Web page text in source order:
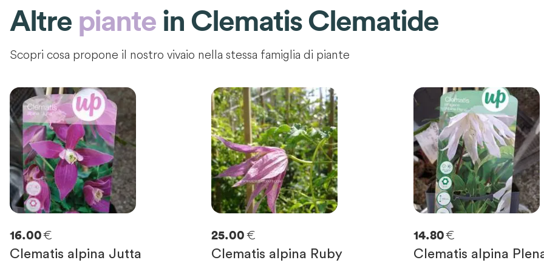
Altre piante in Clematis Clematide
Scopri cosa propone il nostro vivaio nella stessa famiglia di piante
16.00€
Clematis alpina Jutta
25.00 €
Clematis alpina Ruby
14.80€
Clematis alpina